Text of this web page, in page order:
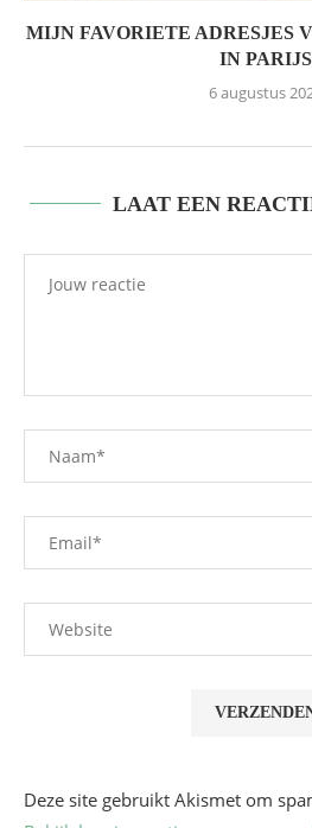
MIJN FAVORIETE ADRESJES
IN PARIJS
6 augustus
LAAT EEN
Deze site gebruikt Akismet om